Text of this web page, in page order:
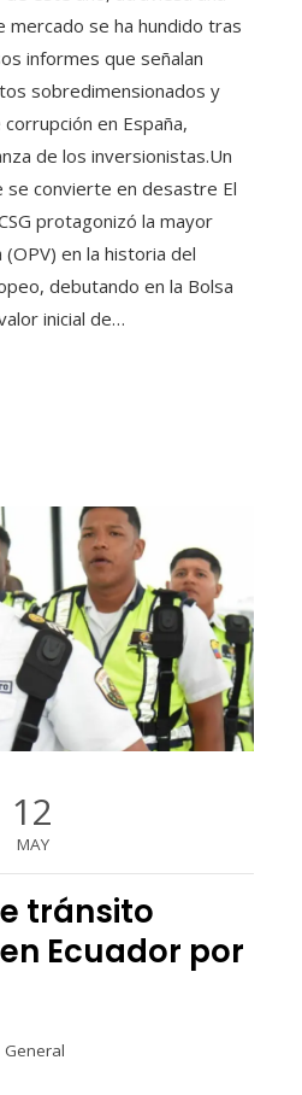
mercado se ha hundido tras
informes que señalan
sobredimensionados y
en España,
de los inversionistas.Un
convierte en desastre El
protagonizó la mayor
en la historia del
debutando en la Bolsa
inicial de…
12
MAY
tránsito
Ecuador por
General